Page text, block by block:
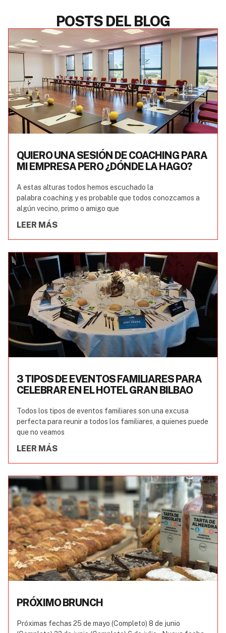
POSTS DEL BLOG
QUIERO UNA SESIÓN DE COACHING PARA
MI EMPRESA PERO ¿DÓNDE LA HAGO?
A estas alturas todos hemos escuchado la
palabra coaching y es probable que todos conozcamos a
algún vecino, primo o amigo que
LEER MÁS
3 TIPOS DE EVENTOS FAMILIARES PARA
CELEBRAR EN EL HOTEL GRAN BILBAO
Todos los tipos de eventos familiares son una excusa
perfecta para reunir a todos los familiares, a quienes puede
que no veamos
LEER MÁS
PRÓXIMO BRUNCH
Próximas fechas 25 de mayo (Completo) 8 de junio